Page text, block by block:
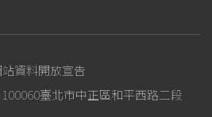
資料開放宣告
臺北市中正區和平西路二段